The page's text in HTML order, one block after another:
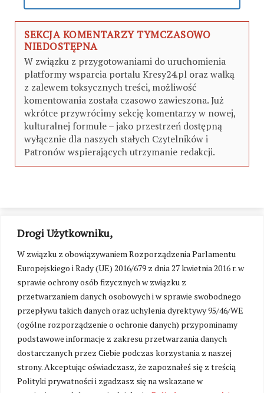
Drogi Użytkowniku,
W związku z obowiązywaniem Rozporządzenia Parlamentu
Europejskiego i Rady (UE) 2016/679 z dnia 27 kwietnia 2016 r. w
sprawie ochrony osób fizycznych w związku z
przetwarzaniem danych osobowych i w sprawie swobodnego
przepływu takich danych oraz uchylenia dyrektywy 95/46/WE
(ogólne rozporządzenie o ochronie danych) przypominamy
podstawowe informacje z zakresu przetwarzania danych
dostarczanych przez Ciebie podczas korzystania z naszej
strony. Akceptując oświadczasz, że zapoznałeś się z treścią
Polityki prywatności i zgadzasz się na wskazane w
SEKCJA KOMENTARZY TYMCZASOWO
NIEDOSTĘPNA
W związku z przygotowaniami do uruchomienia
platformy wsparcia portalu Kresy24.pl oraz walką
z zalewem toksycznych treści, możliwość
komentowania została czasowo zawieszona. Już
wkrótce przywrócimy sekcję komentarzy w nowej,
kulturalnej formule – jako przestrzeń dostępną
wyłącznie dla naszych stałych Czytelników i
Patronów wspierających utrzymanie redakcji.
Zmień ustawienia cookies